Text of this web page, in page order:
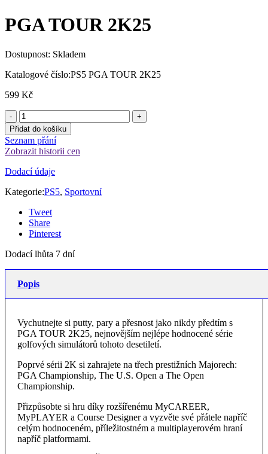
PGA TOUR 2K25
Dostupnost: Skladem
Katalogové číslo:PS5 PGA TOUR 2K25
599 Kč
Přidat do košíku
Seznam přání
Zobrazit historii cen
Dodací údaje
Kategorie:PS5, Sportovní
Tweet
Share
Pinterest
Dodací lhůta 7 dní
Popis
Vychutnejte si putty, pary a přesnost jako nikdy předtím s
PGA TOUR 2K25, nejnovějším nejlépe hodnocené série
golfových simulátorů tohoto desetiletí.
Poprvé sérii 2K si zahrajete na třech prestižních Majorech:
PGA Championship, The U.S. Open a The Open
Championship.
Přizpůsobte si hru díky rozšířenému MyCAREER,
MyPLAYER a Course Designer a vyzvěte své přátele napříč
celým hodnoceném, příležitostném a multiplayerovém hraní
napříč platformami.